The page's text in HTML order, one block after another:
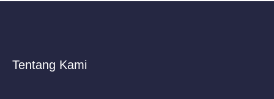
Tentang Kami